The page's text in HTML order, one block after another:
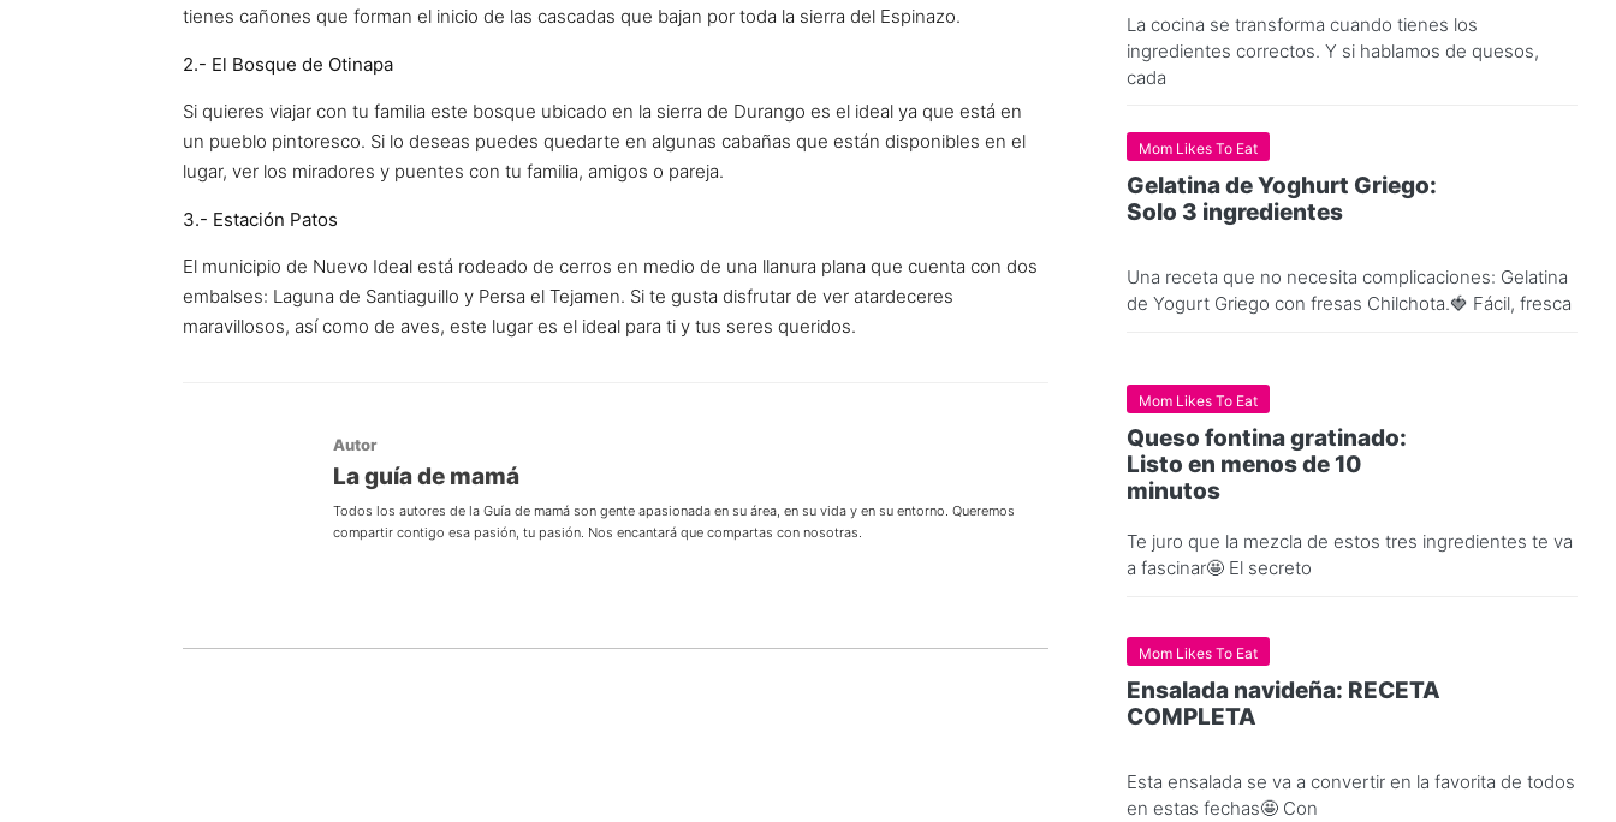
tienes cañones que forman el inicio de las cascadas que bajan por toda la sierra del Espinazo.
2.- El Bosque de Otinapa
Si quieres viajar con tu familia este bosque ubicado en la sierra de Durango es el ideal ya que está en
un pueblo pintoresco. Si lo deseas puedes quedarte en algunas cabañas que están disponibles en el
lugar, ver los miradores y puentes con tu familia, amigos o pareja.
3.- Estación Patos
El municipio de Nuevo Ideal está rodeado de cerros en medio de una llanura plana que cuenta con dos
embalses: Laguna de Santiaguillo y Persa el Tejamen. Si te gusta disfrutar de ver atardeceres
maravillosos, así como de aves, este lugar es el ideal para ti y tus seres queridos.
Autor
La guía de mamá
Todos los autores de la Guía de mamá son gente apasionada en su área, en su vida y en su entorno. Queremos
compartir contigo esa pasión, tu pasión. Nos encantará que compartas con nosotras.
La cocina se transforma cuando tienes los
ingredientes correctos. Y si hablamos de quesos,
cada
Mom Likes To Eat
Gelatina de Yoghurt Griego:
Solo 3 ingredientes
Una receta que no necesita complicaciones: Gelatina
de Yogurt Griego con fresas Chilchota.🍓 Fácil, fresca
Mom Likes To Eat
Queso fontina gratinado:
Listo en menos de 10
minutos
Te juro que la mezcla de estos tres ingredientes te va
a fascinar🤩 El secreto
Mom Likes To Eat
Ensalada navideña: RECETA
COMPLETA
Esta ensalada se va a convertir en la favorita de todos
en estas fechas🤩 Con